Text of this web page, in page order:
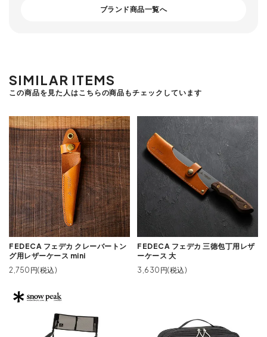
ブランド商品一覧へ
SIMILAR ITEMS
この商品を見た人はこちらの商品もチェックしています
FEDECA フェデカ クレーバートン
グ用レザーケース mini
2,750円(税込)
FEDECA フェデカ 三徳包丁用レザ
ーケース 大
3,630円(税込)